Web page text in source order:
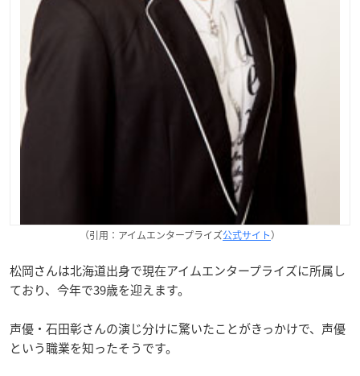
（引用：アイムエンタープライズ公式サイト）
松岡さんは北海道出身で現在アイムエンタープライズに所属し
ており、今年で39歳を迎えます。
声優・石田彰さんの演じ分けに驚いたことがきっかけで、声優
という職業を知ったそうです。